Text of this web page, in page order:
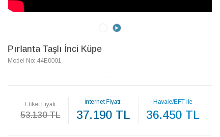
Pırlanta Taşlı İnci Küpe
Model No: 44E0001
Etiket Fiyatı
53.130 TL
İnternet Fiyatı:
37.190 TL
Havale/EFT İle
36.450 TL